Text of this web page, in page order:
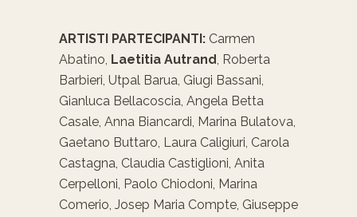
ARTISTI PARTECIPANTI: Carmen
Abatino, Laetitia Autrand, Roberta
Barbieri, Utpal Barua, Giugi Bassani,
Gianluca Bellacoscia, Angela Betta
Casale, Anna Biancardi, Marina Bulatova,
Gaetano Buttaro, Laura Caligiuri, Carola
Castagna, Claudia Castiglioni, Anita
Cerpelloni, Paolo Chiodoni, Marina
Comerio, Josep Maria Compte, Giuseppe